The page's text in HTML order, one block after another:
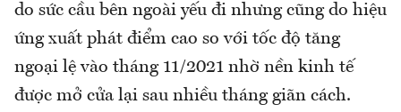
do sức cầu bên ngoài yếu đi nhưng cũng do hiệu
ứng xuất phát điểm cao so với tốc độ tăng
ngoại lệ vào tháng 11/2021 nhờ nền kinh tế
được mở cửa lại sau nhiều tháng giãn cách.